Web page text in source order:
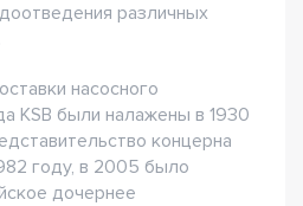
различных
насосного
KSB были налажены в 1930
концерна
году, в 2005 было
дочернее